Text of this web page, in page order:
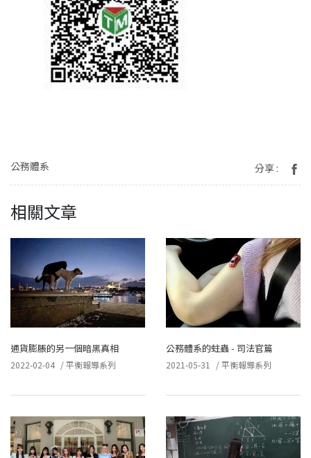
公務體系 分享 :
相關文章
通貨膨脹的另一個暗黑真相
2022-02-04 /平衡報導系列
公務體系的蛀蟲 - 司法官篇
2021-05-31 /平衡報導系列